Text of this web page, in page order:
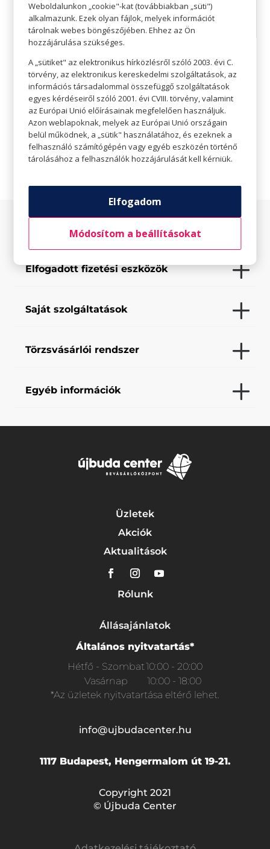
Vasárnap Zárva
KAPCSOLAT
 bullsparkcrossfit@gmail.com
 Weboldal
Az üzletről
Elfogadott fizetési eszközök
Saját szolgáltatások
Törzsvásárlói rendszer
Egyéb információk
Üzletek
Akciók
Aktualitások
Rólunk
Állásajánlatok
Általános nyitvatartás*
Hétfő - Szombat10:00 - 20:00
Vasárnap
10:00 - 18:00
*Az üzletek nyitvatartása eltérő lehet.
info@ujbudacenter.hu
1117 Budapest, Hengermalom út 19-21.
Copyright 2021
© Újbuda Center
Weboldalunkon „cookie"-kat (továbbiakban „süti")
alkalmazunk. Ezek olyan fájlok, melyek információt
tárolnak webes böngészőjében. Ehhez az Ön
hozzájárulása szükséges.
A „sütiket" az elektronikus hírközlésről szóló 2003. évi C.
törvény, az elektronikus kereskedelmi szolgáltatások, az
információs társadalommal összefüggő szolgáltatások
egyes kérdéseiről szóló 2001. évi CVIII. törvény, valamint
az Európai Unió előírásainak megfelelően használjuk.
Azon weblapoknak, melyek az Európai Unió országain
belül működnek, a „sütik" használatához, és ezeknek a
felhasználó számítógépén vagy egyéb eszközén történő
tárolásához a felhasználók hozzájárulását kell kérniük.
Elfogadom
Módosítom a beállításokat